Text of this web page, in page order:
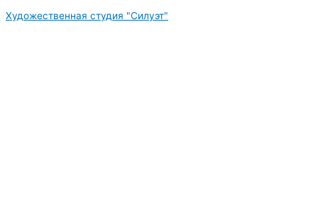
Перейти
Художественная студия "Силуэт"